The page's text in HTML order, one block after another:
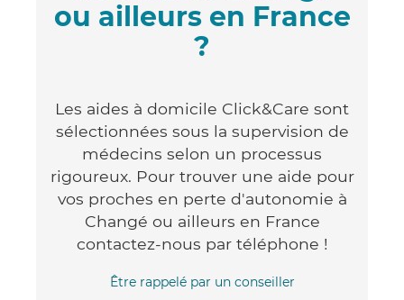
ou ailleurs en France
?
Les aides à domicile Click&Care sont
sélectionnées sous la supervision de
médecins selon un processus
rigoureux. Pour trouver une aide pour
vos proches en perte d'autonomie à
Changé ou ailleurs en France
contactez-nous par téléphone !
Être rappelé par un conseiller